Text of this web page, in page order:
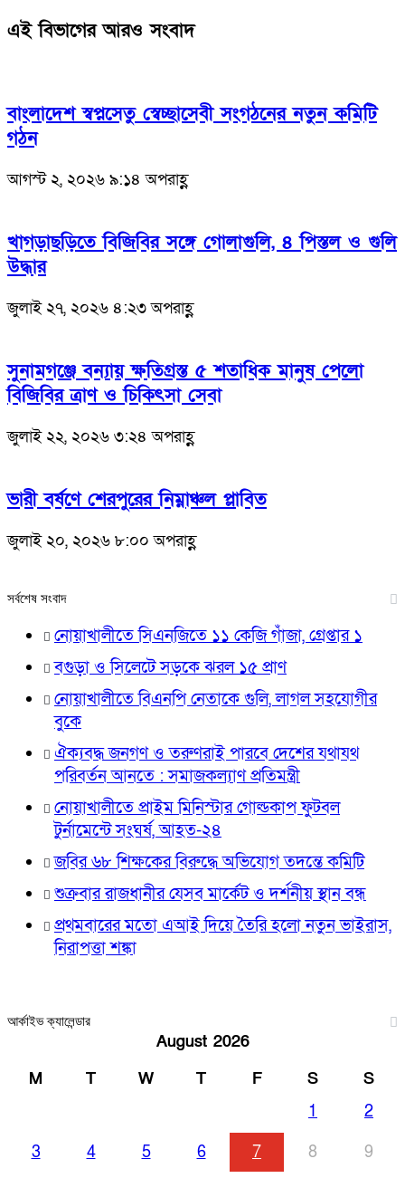
এই বিভাগের আরও সংবাদ
বাংলাদেশ স্বপ্নসেতু স্বেচ্ছাসেবী সংগঠনের নতুন কমিটি
গঠন
আগস্ট ২, ২০২৬ ৯:১৪ অপরাহ্ণ
খাগড়াছড়িতে বিজিবির সঙ্গে গোলাগুলি, ৪ পিস্তল ও গুলি
উদ্ধার
জুলাই ২৭, ২০২৬ ৪:২৩ অপরাহ্ণ
সুনামগঞ্জে বন্যায় ক্ষতিগ্রস্ত ৫ শতাধিক মানুষ পেলো
বিজিবির ত্রাণ ও চিকিৎসা সেবা
জুলাই ২২, ২০২৬ ৩:২৪ অপরাহ্ণ
ভারী বর্ষণে শেরপুরের নিম্নাঞ্চল প্লাবিত
জুলাই ২০, ২০২৬ ৮:০০ অপরাহ্ণ
সর্বশেষ সংবাদ
নোয়াখালীতে সিএনজিতে ১১ কেজি গাঁজা, গ্রেপ্তার ১
বগুড়া ও সিলেটে সড়কে ঝরল ১৫ প্রাণ
নোয়াখালীতে বিএনপি নেতাকে গুলি, লাগল সহযোগীর
বুকে
ঐক্যবদ্ধ জনগণ ও তরুণরাই পারবে দেশের যথাযথ
পরিবর্তন আনতে : সমাজকল্যাণ প্রতিমন্ত্রী
নোয়াখালীতে প্রাইম মিনিস্টার গোল্ডকাপ ফুটবল
টুর্নামেন্টে সংঘর্ষ, আহত-২৪
জবির ৬৮ শিক্ষকের বিরুদ্ধে অভিযোগ তদন্তে কমিটি
শুক্রবার রাজধানীর যেসব মার্কেট ও দর্শনীয় স্থান বন্ধ
প্রথমবারের মতো এআই দিয়ে তৈরি হলো নতুন ভাইরাস,
নিরাপত্তা শঙ্কা
আর্কাইভ ক্যালেন্ডার
August 2026
M
T W T F S
S
1
2
3
4 5 6 7 8
9